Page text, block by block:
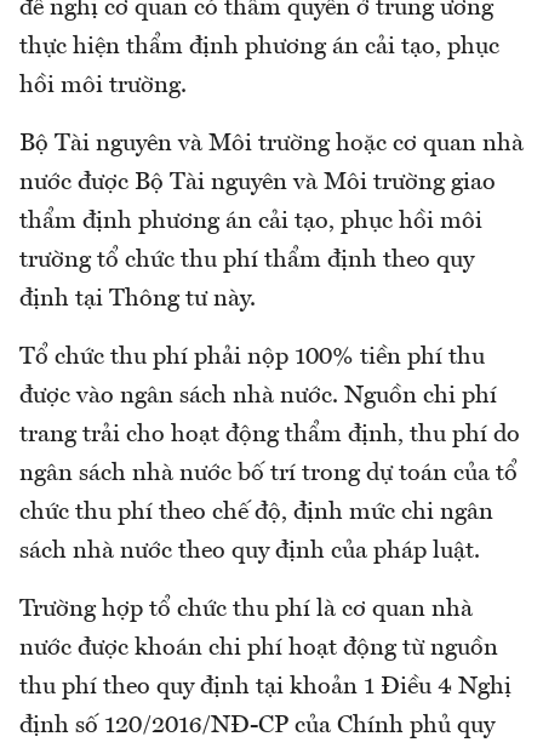
đề nghị cơ quan có thẩm quyền ở trung ương
thực hiện thẩm định phương án cải tạo, phục
hồi môi trường.
Bộ Tài nguyên và Môi trường hoặc cơ quan nhà
nước được Bộ Tài nguyên và Môi trường giao
thẩm định phương án cải tạo, phục hồi môi
trường tổ chức thu phí thẩm định theo quy
định tại Thông tư này.
Tổ chức thu phí phải nộp 100% tiền phí thu
được vào ngân sách nhà nước. Nguồn chi phí
trang trải cho hoạt động thẩm định, thu phí do
ngân sách nhà nước bố trí trong dự toán của tổ
chức thu phí theo chế độ, định mức chi ngân
sách nhà nước theo quy định của pháp luật.
Trường hợp tổ chức thu phí là cơ quan nhà
nước được khoán chi phí hoạt động từ nguồn
thu phí theo quy định tại khoản 1 Điều 4 Nghị
định số 120/2016/NĐ-CP của Chính phủ quy